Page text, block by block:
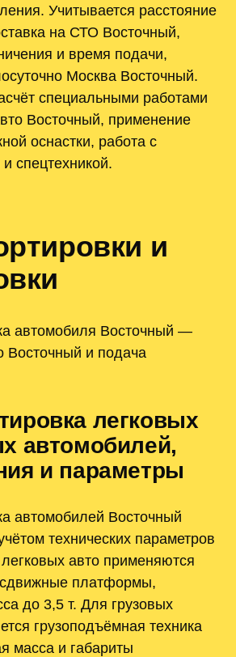
Учитывается расстояние
на СТО Восточный,
и время подачи,
Москва Восточный.
специальными работами
Восточный, применение
оснастки, работа с
спецтехникой.
и
автомобиля Восточный —
Восточный и подача
легковых
автомобилей,
и параметры
автомобилей Восточный
технических параметров
авто применяются
платформы,
до 3,5 т. Для грузовых
грузоподъёмная техника
масса и габариты